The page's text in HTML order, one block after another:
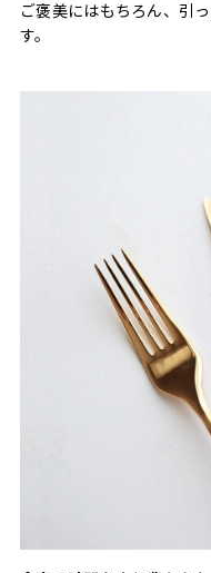
ご褒美にはもちろん、引
す。